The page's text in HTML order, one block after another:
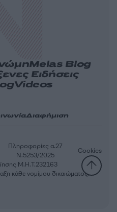
Melas Blog
Ειδήσεις
Videos
Διαφήμιση
Μ.Η.Τ.232163
Πληροφορίες α.27
Ν.5253/2025
Cookies
κάθε νομίμου δικαιώματος.